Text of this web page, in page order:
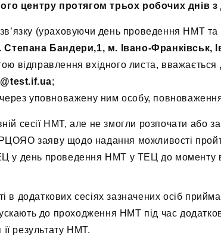
центру протягом трьох робочих днів
(ураховуючи день проведення НМТ та
Степана Бандери,1, м. Івано-Франківськ,
відправлення вхідного листа, вважається
;
уповноважену ним особу,
сесії НМТ, але не змогли розпочати або
заяву щодо надання можливості
у день проведення НМТ у ТЕЦ до моменту
в додаткових сесіях зазначених осіб
до проходження НМТ під час
результату НМТ.